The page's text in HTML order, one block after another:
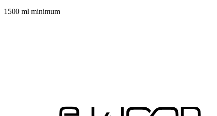
1500 ml minimum